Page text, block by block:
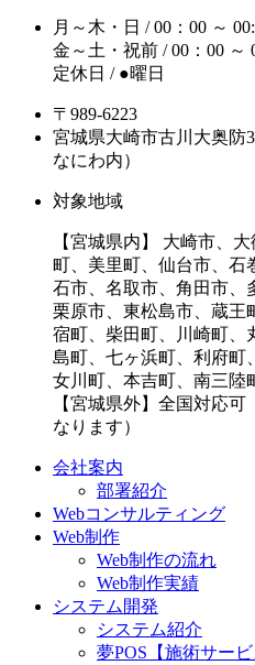
月～木・日 / 00：00 ～
金～土・祝前 / 00：00 ～
定休日 / ●曜日
〒989-6223
宮城県大崎市古川大奥防
なにわ内）
対象地域
【宮城県内】 大崎市、
町、美里町、仙台市、石
石市、名取市、角田市、
栗原市、東松島市、蔵王
宿町、柴田町、川崎町、
島町、七ヶ浜町、利府町
女川町、本吉町、南三陸
【宮城県外】全国対応
なります）
会社案内
部署紹介
Webコンサルティング
Web制作
Web制作の流れ
Web制作実績
システム開発
システム紹介
夢POS【施術サービ